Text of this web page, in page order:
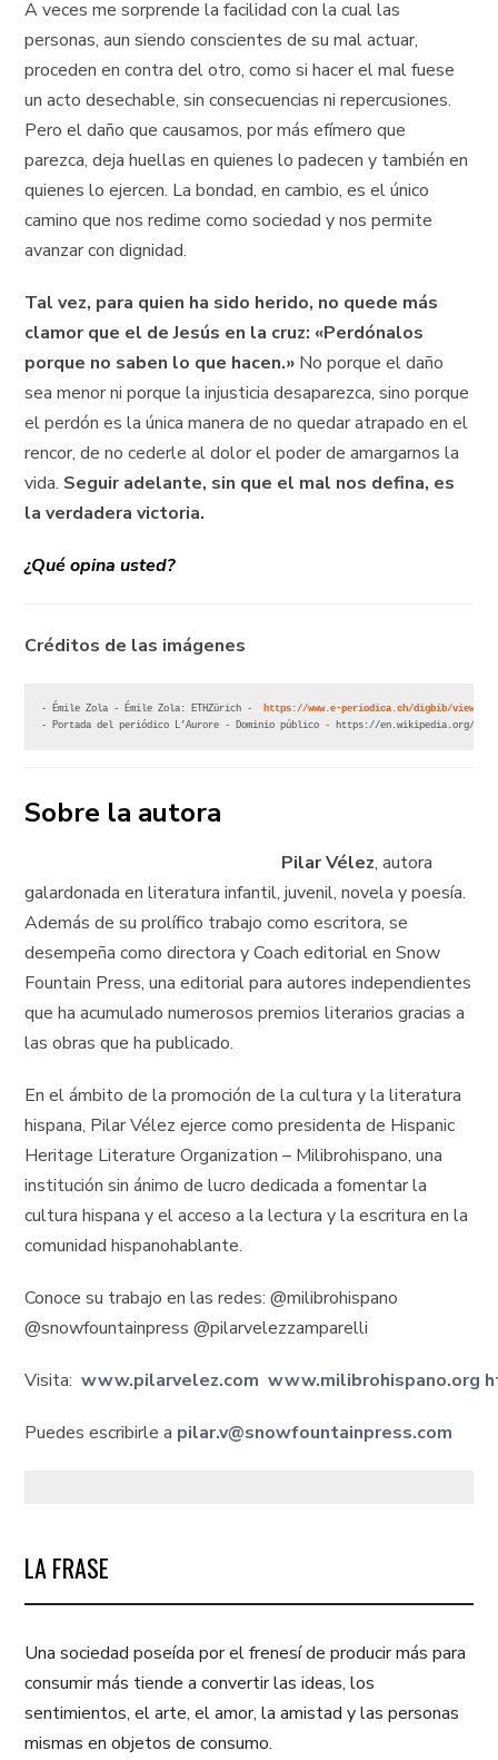
A veces me sorprende la facilidad con la cual las
personas, aun siendo conscientes de su mal actuar,
proceden en contra del otro, como si hacer el mal fuese
un acto desechable, sin consecuencias ni repercusiones.
Pero el daño que causamos, por más efímero que
parezca, deja huellas en quienes lo padecen y también en
quienes lo ejercen. La bondad, en cambio, es el único
camino que nos redime como sociedad y nos permite
avanzar con dignidad.
Tal vez, para quien ha sido herido, no quede más
clamor que el de Jesús en la cruz: «Perdónalos
porque no saben lo que hacen.» No porque el daño
sea menor ni porque la injusticia desaparezca, sino porque
el perdón es la única manera de no quedar atrapado en el
rencor, de no cederle al dolor el poder de amargarnos la
vida. Seguir adelante, sin que el mal nos defina, es
la verdadera victoria.
¿Qué opina usted?
Créditos de las imágenes
- Émile Zola - Émile Zola: ETHZürich - https://www.e-periodica.ch/digbib/
- Portada del periódico L’Aurore - Dominio público - https://en.wikipedia.org/wiki/
Sobre la autora
Pilar Vélez, autora
galardonada en literatura infantil, juvenil, novela y poesía.
Además de su prolífico trabajo como escritora, se
desempeña como directora y Coach editorial en Snow
Fountain Press, una editorial para autores independientes
que ha acumulado numerosos premios literarios gracias a
las obras que ha publicado.
En el ámbito de la promoción de la cultura y la literatura
hispana, Pilar Vélez ejerce como presidenta de Hispanic
Heritage Literature Organization – Milibrohispano, una
institución sin ánimo de lucro dedicada a fomentar la
cultura hispana y el acceso a la lectura y la escritura en la
comunidad hispanohablante.
Conoce su trabajo en las redes: @milibrohispano
@snowfountainpress @pilarvelezzamparelli
Visita:www.pilarvelez.com www.milibrohispano.org
Puedes escribirle a pilar.v@snowfountainpress.com
LA FRASE
Una sociedad poseída por el frenesí de producir más para
consumir más tiende a convertir las ideas, los
sentimientos, el arte, el amor, la amistad y las personas
mismas en objetos de consumo.